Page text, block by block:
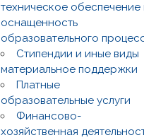
техническое обеспечение
оснащенность
образовательного
Стипендии и иные виды
материальное поддержки
Платные
образовательные услуги
Финансово-
хозяйственная